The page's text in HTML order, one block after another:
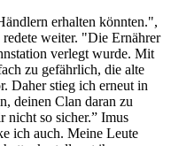
erhalten könnten.",
redete weiter. "Die Ernährer
verlegt wurde. Mit
zu gefährlich, die alte
Daher stieg ich erneut in
deinen Clan daran zu
nicht so sicher.” Imus
ich auch. Meine Leute